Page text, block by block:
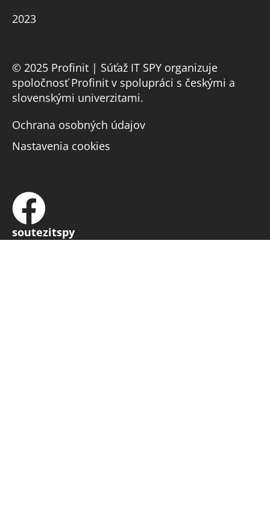
2023
© 2025 Profinit | Súťaž IT SPY organizuje
spoločnosť Profinit v spolupráci s českými a
slovenskými univerzitami.
Ochrana osobných údajov
Nastavenia cookies
soutezitspy